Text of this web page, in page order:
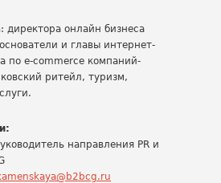
: директора онлайн бизнеса
и главы интернет-
по e-commerce компаний-
ритейл, туризм,
направления PR и